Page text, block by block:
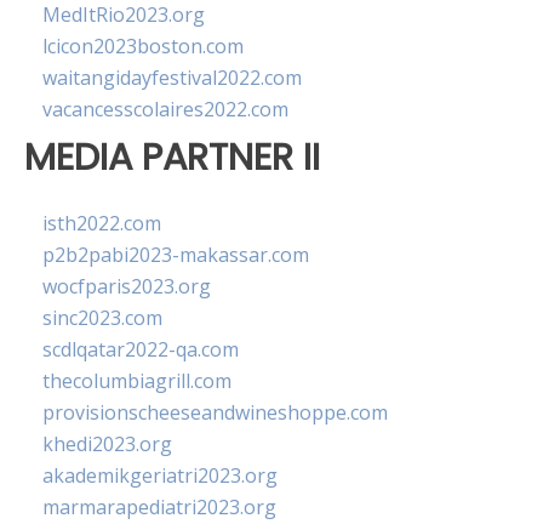
MedItRio2023.org
lcicon2023boston.com
waitangidayfestival2022.com
vacancesscolaires2022.com
MEDIA PARTNER II
isth2022.com
p2b2pabi2023-makassar.com
wocfparis2023.org
sinc2023.com
scdlqatar2022-qa.com
thecolumbiagrill.com
provisionscheeseandwineshoppe.com
khedi2023.org
akademikgeriatri2023.org
marmarapediatri2023.org